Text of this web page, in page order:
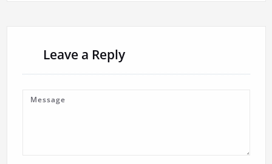
Leave a Reply